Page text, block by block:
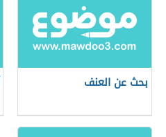
بحث عن العنف